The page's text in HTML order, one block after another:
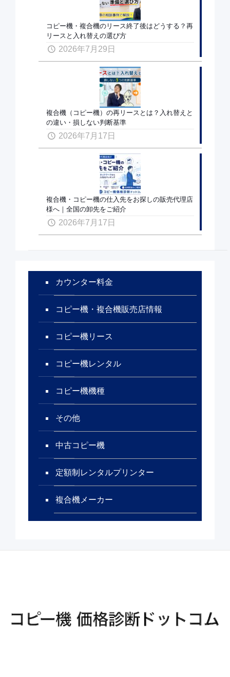
コピー機・複合機のリース終了後はどうする？再
リースと入れ替えの選び方
2026年7月29日
複合機（コピー機）の再リースとは？入れ替えと
の違い・損しない判断基準
2026年7月17日
複合機・コピー機の仕入先をお探しの販売代理店
様へ｜全国の卸先をご紹介
2026年7月17日
カウンター料金
コピー機・複合機販売店情報
コピー機リース
コピー機レンタル
コピー機機種
その他
中古コピー機
定額制レンタルプリンター
複合機メーカー